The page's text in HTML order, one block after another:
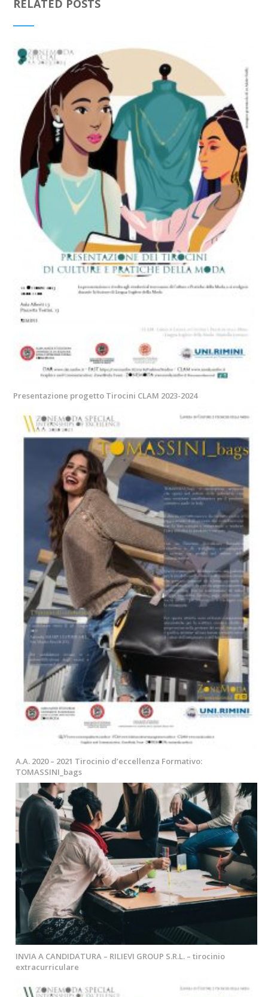
RELATED POSTS
Presentazione progetto Tirocini CLAM 2023-2024
A.A. 2020 – 2021 Tirocinio d’eccellenza Formativo:
TOMASSINI_bags
INVIA A CANDIDATURA – RILIEVI GROUP S.R.L. – tirocinio
extracurriculare